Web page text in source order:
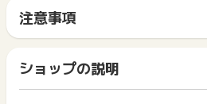
【獲得対象条件】
(1)予約取消の場合
(2)取消料
(3)一部取消など旅行代金が減額した
(4)追加予約など旅行代金増額分
サイトに移動してからお申し込みや
間に、同じブラウザ（※）で他のサ
ト獲得ができません。
「 申込をしてポイントGET 」ボタ
お買い物利用時で、デバイス・ブラ
ト獲得ができません。
注意事項
一部のサービスにつきましては、1
は切り捨てとなります。
ポイント獲得が1ポイント未満のも
ショップの説明